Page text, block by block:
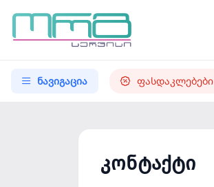
ნავიგაცია ფასდაკლებები
კონტაქტი